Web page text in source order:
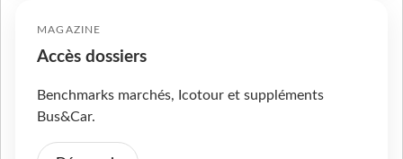
MAGAZINE
Accès dossiers
Benchmarks marchés, Icotour et suppléments
Bus&Car.